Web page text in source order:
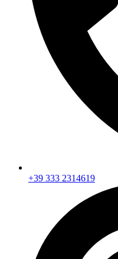
+39 333 2314619